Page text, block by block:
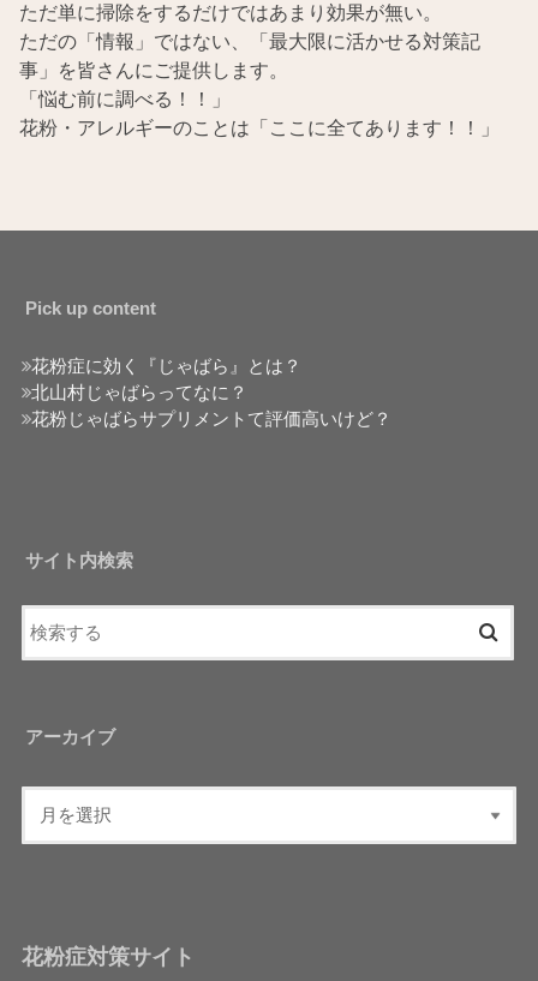
ただ単に掃除をするだけではあまり効果が無い。
ただの「情報」ではない、「最大限に活かせる対策記
事」を皆さんにご提供します。
「悩む前に調べる！！」
花粉・アレルギーのことは「ここに全てあります！！」
Pick up content
花粉症に効く『じゃばら』とは？
北山村じゃばらってなに？
花粉じゃばらサプリメントて評価高いけど？
サイト内検索
アーカイブ
花粉症対策サイト